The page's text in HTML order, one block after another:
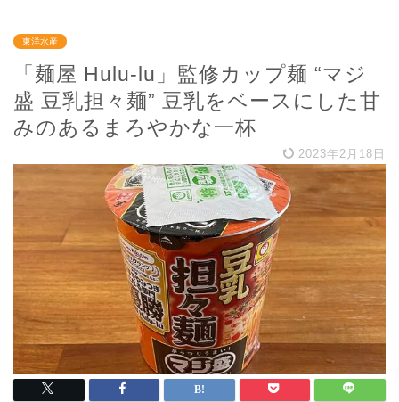
東洋水産
「麺屋 Hulu-lu」監修カップ麺 “マジ
盛 豆乳担々麺” 豆乳をベースにした甘
みのあるまろやかな一杯
2023年2月18日